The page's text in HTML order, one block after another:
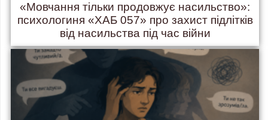
«Мовчання тільки продовжує насильство»:
психологиня «ХАБ 057» про захист підлітків
від насильства під час війни